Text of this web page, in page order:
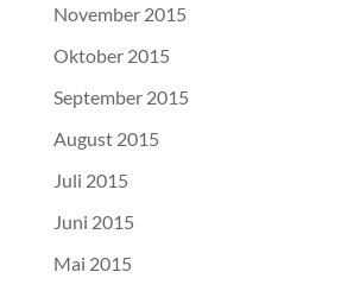
November 2015
Oktober 2015
September 2015
August 2015
Juli 2015
Juni 2015
Mai 2015